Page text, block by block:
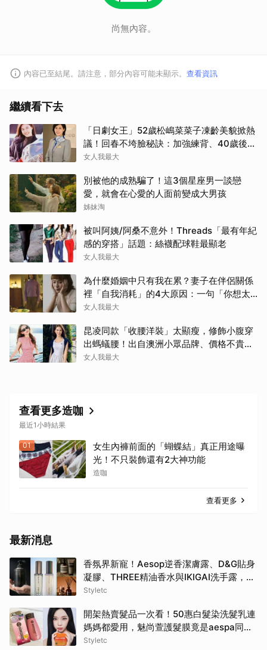
尚無內容。
內容已至結尾。請注意，部分內容可能未顯示。 查看資訊
繼續看下去
「日劇女王」52歲松嶋菜菜子凍齡美貌掀熱
議！回春不垮臉秘訣：加強練背、40歲後飲
食是關鍵！
女人我最大
別被他的成熟騙了！這3個星座男一談戀
愛，就會在心愛的人面前變成大男孩
姊妹淘
被叫阿姨/阿桑不意外！Threads「最有年紀
感的穿搭」話題：絲襪配球鞋最顯老
女人我最大
為什麼婚姻中只有我在累？妻子在伴侶關係
裡「自我消耗」的4大原因：一句「你想太
多」讓人無奈
女人我最大
昆凌同款「收腰洋裝」太顯瘦，修飾小腹穿
出螞蟻腰！出自澳洲小眾品牌、價格不貴還
寄台灣
女人我最大
查看更多造咖
最近1小時結果
01
女生內褲前面的「蝴蝶結」真正用途曝
光！不只裝飾還有2大神功能
造咖
查看更多
最新消息
香氛界新寵！Aesop逆香潔膚露、D&G貼身
凝膠、THREE精油香水與IKIGAI洗手露，用
高質感香氣包覆妳的盛夏日常
Styletc
開架熱賣髮品一次看！50惠白髮染洗髮乳連
媽媽都愛用，魅尚萱護髮膜竟是aespa同
款！
Styletc